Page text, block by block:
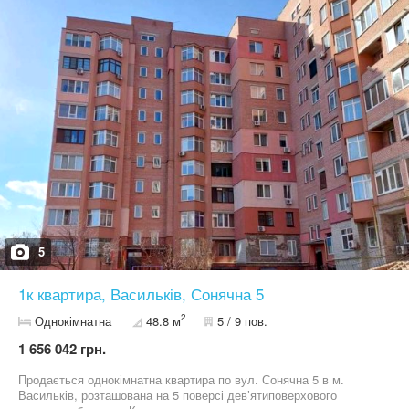
забудовника без комісії. Можливі знижки до 9 % залежно від
умов оплати.
5
1к квартира, Васильків, Сонячна 5
Однокімнатна 48.8 м2 5 / 9 пов.
1 656 042 грн.
Продається однокімнатна квартира по вул. Сонячна 5 в м.
Васильків, розташована на 5 поверсі дев’ятиповерхового